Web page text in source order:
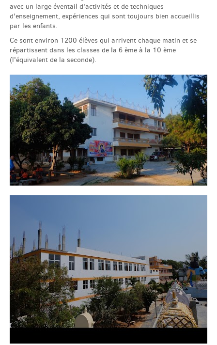
avec un large éventail d'activités et de techniques
d'enseignement, expériences qui sont toujours bien accueillis
par les enfants.
Ce sont environ 1200 élèves qui arrivent chaque matin et se
répartissent dans les classes de la 6 ème à la 10 ème
(l'équivalent de la seconde).